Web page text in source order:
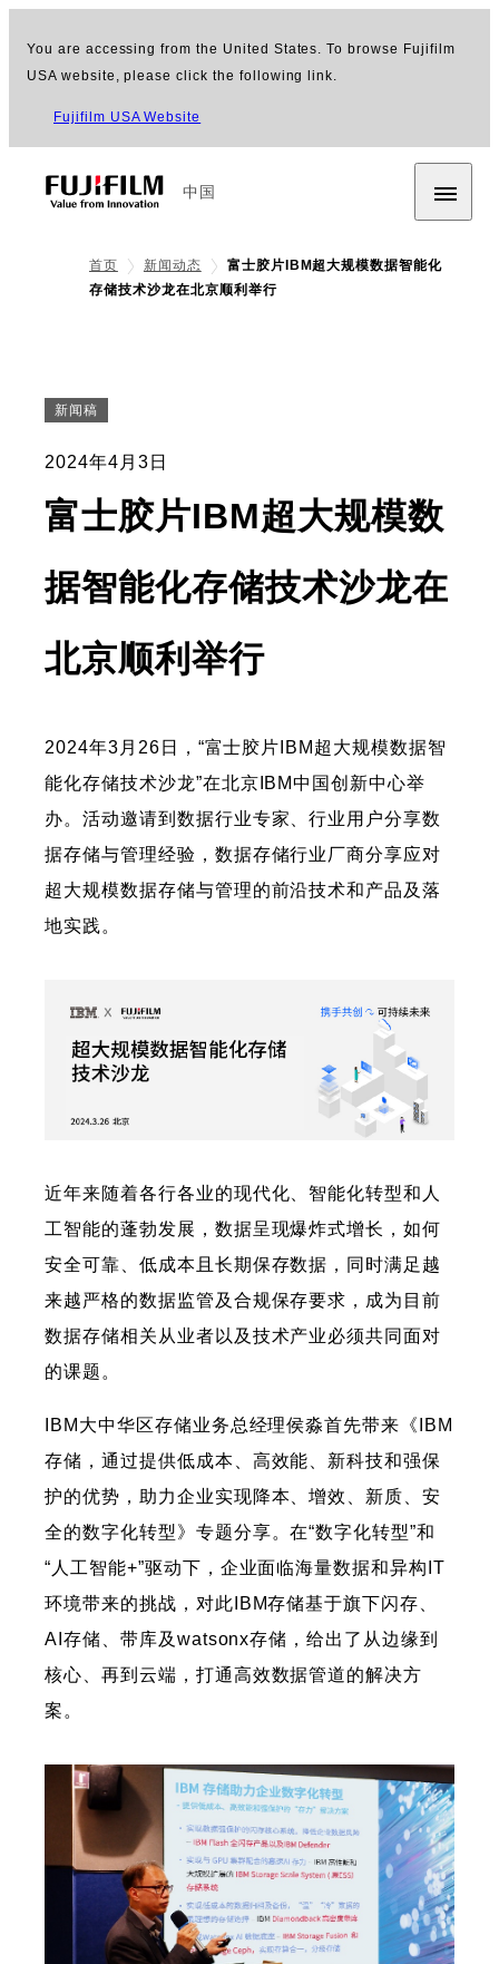
You are accessing from the United States. To browse Fujifilm
USA website, please click the following link.
Fujifilm USA Website
中国
首页 新闻动态
富士胶片IBM超大规模数据智能化
存储技术沙龙在北京顺利举行
新闻稿
2024年4月3日
富士胶片IBM超大规模数
据智能化存储技术沙龙在
北京顺利举行
2024年3月26日，“富士胶片IBM超大规模数据智
能化存储技术沙龙”在北京IBM中国创新中心举
办。活动邀请到数据行业专家、行业用户分享数
据存储与管理经验，数据存储行业厂商分享应对
超大规模数据存储与管理的前沿技术和产品及落
地实践。
近年来随着各行各业的现代化、智能化转型和人
工智能的蓬勃发展，数据呈现爆炸式增长，如何
安全可靠、低成本且长期保存数据，同时满足越
来越严格的数据监管及合规保存要求，成为目前
数据存储相关从业者以及技术产业必须共同面对
的课题。
IBM大中华区存储业务总经理侯淼首先带来《IBM
存储，通过提供低成本、高效能、新科技和强保
护的优势，助力企业实现降本、增效、新质、安
全的数字化转型》专题分享。在“数字化转型”和
“人工智能+”驱动下，企业面临海量数据和异构IT
环境带来的挑战，对此IBM存储基于旗下闪存、
AI存储、带库及watsonx存储，给出了从边缘到
核心、再到云端，打通高效数据管道的解决方
案。